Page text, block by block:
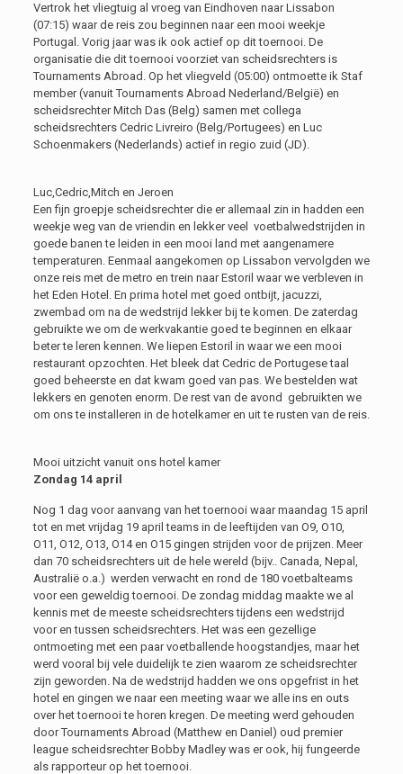
Vertrok het vliegtuig al vroeg van Eindhoven naar Lissabon
(07:15) waar de reis zou beginnen naar een mooi weekje
Portugal. Vorig jaar was ik ook actief op dit toernooi. De
organisatie die dit toernooi voorziet van scheidsrechters is
Tournaments Abroad. Op het vliegveld (05:00) ontmoette ik Staf
member (vanuit Tournaments Abroad Nederland/België) en
scheidsrechter Mitch Das (Belg) samen met collega
scheidsrechters Cedric Livreiro (Belg/Portugees) en Luc
Schoenmakers (Nederlands) actief in regio zuid (JD).
Luc,Cedric,Mitch en Jeroen
Een fijn groepje scheidsrechter die er allemaal zin in hadden een
weekje weg van de vriendin en lekker veel voetbalwedstrijden in
goede banen te leiden in een mooi land met aangenamere
temperaturen. Eenmaal aangekomen op Lissabon vervolgden we
onze reis met de metro en trein naar Estoril waar we verbleven in
het Eden Hotel. En prima hotel met goed ontbijt, jacuzzi,
zwembad om na de wedstrijd lekker bij te komen. De zaterdag
gebruikte we om de werkvakantie goed te beginnen en elkaar
beter te leren kennen. We liepen Estoril in waar we een mooi
restaurant opzochten. Het bleek dat Cedric de Portugese taal
goed beheerste en dat kwam goed van pas. We bestelden wat
lekkers en genoten enorm. De rest van de avond gebruikten we
om ons te installeren in de hotelkamer en uit te rusten van de reis.
Mooi uitzicht vanuit ons hotel kamer
Zondag 14 april
Nog 1 dag voor aanvang van het toernooi waar maandag 15 april
tot en met vrijdag 19 april teams in de leeftijden van O9, O10,
O11, O12, O13, O14 en O15 gingen strijden voor de prijzen. Meer
dan 70 scheidsrechters uit de hele wereld (bijv.. Canada, Nepal,
Australië o.a.) werden verwacht en rond de 180 voetbalteams
voor een geweldig toernooi. De zondag middag maakte we al
kennis met de meeste scheidsrechters tijdens een wedstrijd
voor en tussen scheidsrechters. Het was een gezellige
ontmoeting met een paar voetballende hoogstandjes, maar het
werd vooral bij vele duidelijk te zien waarom ze scheidsrechter
zijn geworden. Na de wedstrijd hadden we ons opgefrist in het
hotel en gingen we naar een meeting waar we alle ins en outs
over het toernooi te horen kregen. De meeting werd gehouden
door Tournaments Abroad (Matthew en Daniel) oud premier
league scheidsrechter Bobby Madley was er ook, hij fungeerde
als rapporteur op het toernooi.